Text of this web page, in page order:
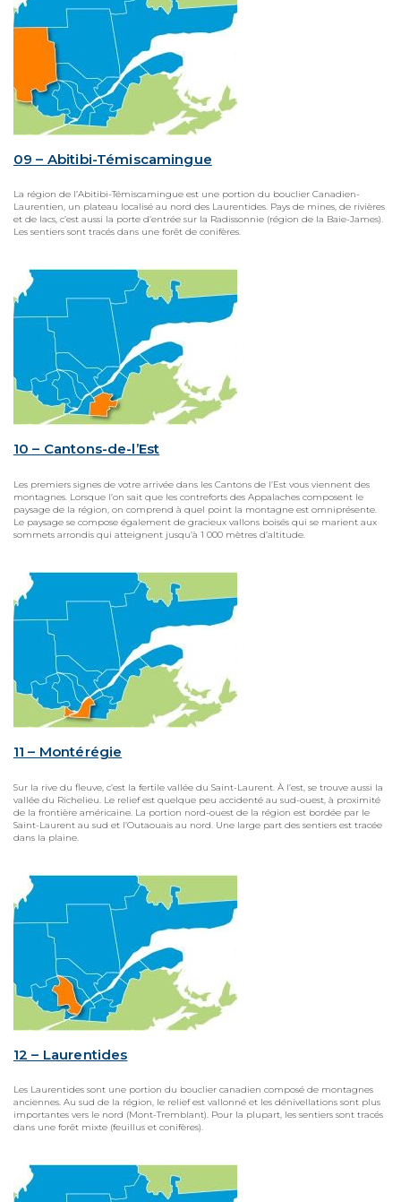
09 – Abitibi-Témiscamingue
La région de l’Abitibi-Témiscamingue est une portion du bouclier Canadien-
Laurentien, un plateau localisé au nord des Laurentides. Pays de mines, de rivières
et de lacs, c’est aussi la porte d’entrée sur la Radissonnie (région de la Baie-James).
Les sentiers sont tracés dans une forêt de conifères.
10 – Cantons-de-l’Est
Les premiers signes de votre arrivée dans les Cantons de l’Est vous viennent des
montagnes. Lorsque l’on sait que les contreforts des Appalaches composent le
paysage de la région, on comprend à quel point la montagne est omniprésente.
Le paysage se compose également de gracieux vallons boisés qui se marient aux
sommets arrondis qui atteignent jusqu’à 1 000 mètres d’altitude.
11 – Montérégie
Sur la rive du fleuve, c’est la fertile vallée du Saint-Laurent. À l’est, se trouve aussi la
vallée du Richelieu. Le relief est quelque peu accidenté au sud-ouest, à proximité
de la frontière américaine. La portion nord-ouest de la région est bordée par le
Saint-Laurent au sud et l’Outaouais au nord. Une large part des sentiers est tracée
dans la plaine.
12 – Laurentides
Les Laurentides sont une portion du bouclier canadien composé de montagnes
anciennes. Au sud de la région, le relief est vallonné et les dénivellations sont plus
importantes vers le nord (Mont-Tremblant). Pour la plupart, les sentiers sont tracés
dans une forêt mixte (feuillus et conifères).